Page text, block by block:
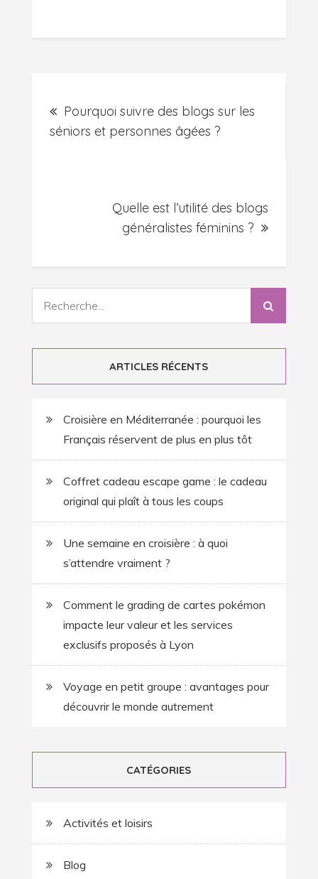
dePourquoi suivre des blogs sur les
séniors et personnes âgées ?
Quelle est l’utilité des blogs
généralistes féminins ?
ARTICLES RÉCENTS
Croisière en Méditerranée : pourquoi les
Français réservent de plus en plus tôt
Coffret cadeau escape game : le cadeau
original qui plaît à tous les coups
Une semaine en croisière : à quoi
s’attendre vraiment ?
Comment le grading de cartes pokémon
impacte leur valeur et les services
exclusifs proposés à Lyon
Voyage en petit groupe : avantages pour
découvrir le monde autrement
CATÉGORIES
Activités et loisirs
Blog